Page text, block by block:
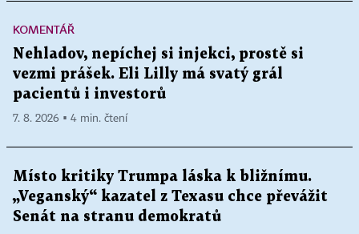
KOMENTÁŘ
Nehladov, nepíchej si injekci, prostě si
vezmi prášek. Eli Lilly má svatý grál
pacientů i investorů
7. 8. 2026 ▪ 4 min. čtení
Místo kritiky Trumpa láska k bližnímu.
„Veganský“ kazatel z Texasu chce převážit
Senát na stranu demokratů